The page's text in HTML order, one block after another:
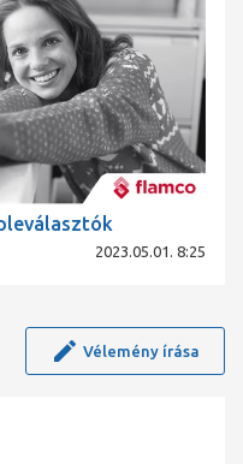
2023.05.01. 8:25
Vélemény írása